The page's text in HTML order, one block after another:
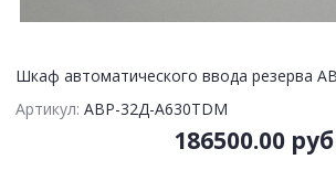
Шкаф автоматического ввода резерва
Артикул: АВР-32Д-А630TDM
186500.00 руб